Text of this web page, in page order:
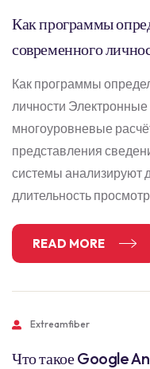
Как программы
современного
Как программы
личности
многоуровневые
представления
системы анализируют
длительность
READ MORE
Extreamfiber
Что такое Google